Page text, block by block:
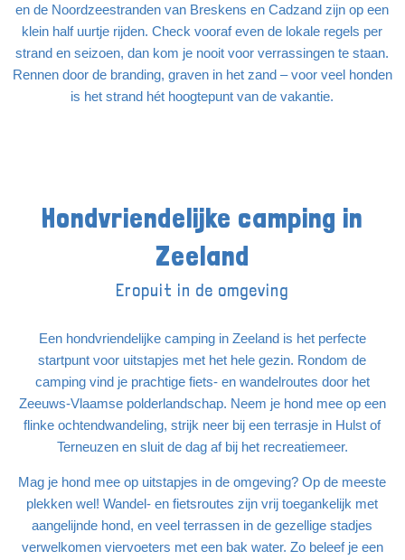
en de Noordzeestranden van Breskens en Cadzand zijn op een
klein half uurtje rijden. Check vooraf even de lokale regels per
strand en seizoen, dan kom je nooit voor verrassingen te staan.
Rennen door de branding, graven in het zand – voor veel honden
is het strand hét hoogtepunt van de vakantie.
Hondvriendelijke camping in
Zeeland
Eropuit in de omgeving
Een hondvriendelijke camping in Zeeland is het perfecte
startpunt voor uitstapjes met het hele gezin. Rondom de
camping vind je prachtige fiets- en wandelroutes door het
Zeeuws-Vlaamse polderlandschap. Neem je hond mee op een
flinke ochtendwandeling, strijk neer bij een terrasje in Hulst of
Terneuzen en sluit de dag af bij het recreatiemeer.
Mag je hond mee op uitstapjes in de omgeving? Op de meeste
plekken wel! Wandel- en fietsroutes zijn vrij toegankelijk met
aangelijnde hond, en veel terrassen in de gezellige stadjes
verwelkomen viervoeters met een bak water. Zo beleef je een